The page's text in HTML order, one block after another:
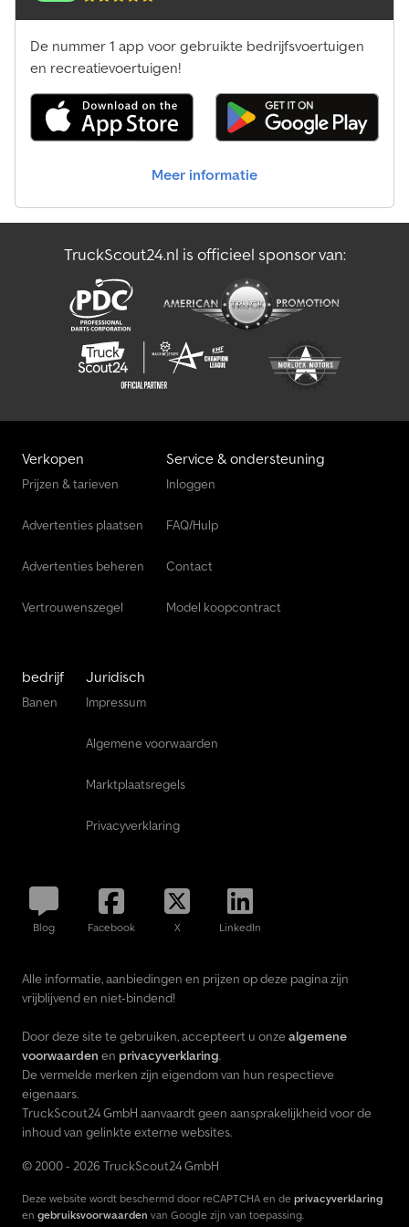
De nummer 1 app voor gebruikte bedrijfsvoertuigen
en recreatievoertuigen!
Meer informatie
TruckScout24.nl is officieel sponsor van:
Verkopen
Prijzen & tarieven
Advertenties plaatsen
Advertenties beheren
Vertrouwenszegel
Service & ondersteuning
Inloggen
FAQ/Hulp
Contact
Model koopcontract
bedrijf
Banen
Juridisch
Impressum
Algemene voorwaarden
Marktplaatsregels
Privacyverklaring
Blog Facebook X LinkedIn
Alle informatie, aanbiedingen en prijzen op deze pagina zijn
vrijblijvend en niet-bindend!
Door deze site te gebruiken, accepteert u onze algemene
voorwaarden en privacyverklaring.
De vermelde merken zijn eigendom van hun respectieve
eigenaars.
TruckScout24 GmbH aanvaardt geen aansprakelijkheid voor de
inhoud van gelinkte externe websites.
© 2000 - 2026 TruckScout24 GmbH
Deze website wordt beschermd door reCAPTCHA en de privacyverklaring
en gebruiksvoorwaarden van Google zijn van toepassing.